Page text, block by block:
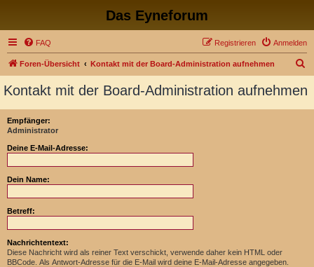
Das Eyneforum
FAQ Anmelden
Registrieren
Foren-Übersicht Kontakt mit der Board-Administration aufnehmen
c
Kontakt mit der Board-Administration aufnehmen
Empfänger:
Administrator
Deine E-Mail-Adresse:
Dein Name:
Betreff:
Nachrichtentext:
Diese Nachricht wird als reiner Text verschickt, verwende daher kein HTML oder
BBCode. Als Antwort-Adresse für die E-Mail wird deine E-Mail-Adresse angegeben.